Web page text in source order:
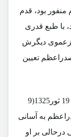
بود، قدم
با طبع قدری
دیگرش
تعیین
فرهنگ دربارۀ چگونگی این تغییر که بتاریخ 19 ثور1325(9
به آسانی
درحالی بر او